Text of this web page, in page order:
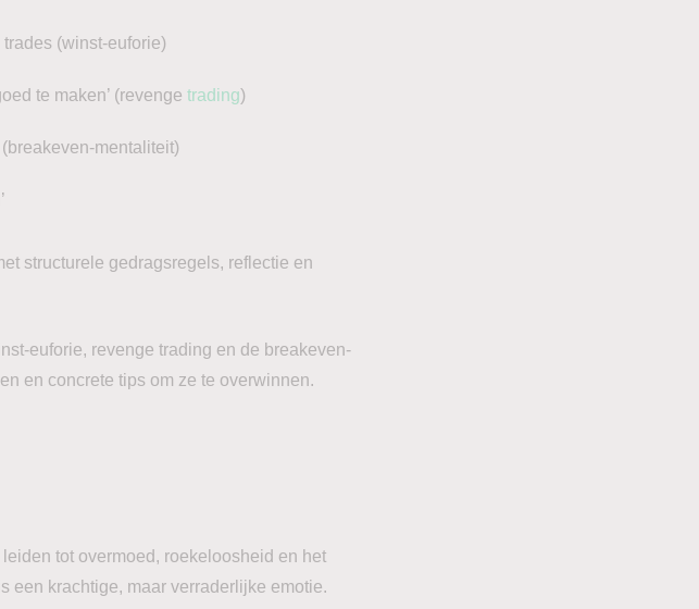
(winst-euforie)
te maken’ (revenge trading)
mentaliteit)
structurele gedragsregels, reflectie en
euforie, revenge trading en de breakeven-
en concrete tips om ze te overwinnen.
tot overmoed, roekeloosheid en het
een krachtige, maar verraderlijke emotie.